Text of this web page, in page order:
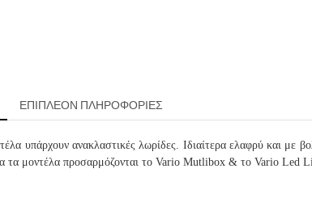
ΕΠΙΠΛΈΟΝ ΠΛΗΡΟΦΟΡΊΕΣ
υπάρχουν ανακλαστικές λωρίδες. Ιδιαίτερα ελαφρύ και με
τα μοντέλα προσαρμόζονται το Vario Mutlibox & το Vario Led